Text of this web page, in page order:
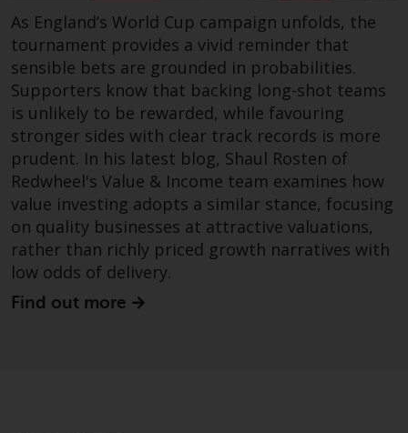
Verkaufsangebot oder eine
Aufforderung oder Aufforderung
zur Abgabe eines Angebots zum
Kauf von Produkten oder
Dienstleistungen darstellen, die
von Redwheel oder einem seiner
verbundenen Unternehmen
bereitgestellt werden, und darf
nicht im Zusammenhang mit
einer Anlageentscheidung
herangezogen werden. Diese
Website bietet keine spezifische
Anlageberatung und
berücksichtigt nicht die
As England’s World Cup campaign unfolds, the
tournament provides a vivid reminder that
sensible bets are grounded in probabilities.
Supporters know that backing long-shot teams
is unlikely to be rewarded, while favouring
stronger sides with clear track records is more
prudent. In his latest blog, Shaul Rosten of
Redwheel's Value & Income team examines how
value investing adopts a similar stance, focusing
on quality businesses at attractive valuations,
rather than richly priced growth narratives with
low odds of delivery.
Find out more